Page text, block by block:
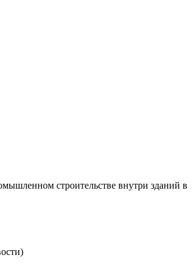
строительстве внутри зданий в